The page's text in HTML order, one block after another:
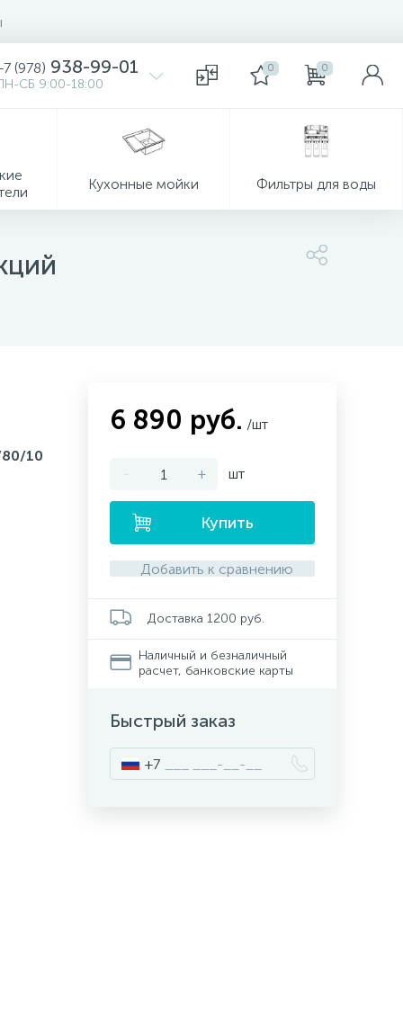
(978) 938-99-01
СБ 9:00-18:00
0 0
Кухонные мойки Фильтры для воды
10
6 890 руб. /шт
- + шт
Купить
Добавить к сравнению
Доставка 1200 руб.
Наличный и безналичный
расчет, банковские карты
Быстрый заказ
+7